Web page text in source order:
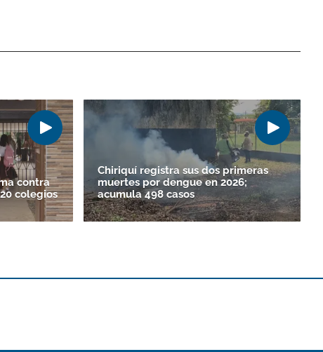
contra
colegios
Chiriquí registra sus dos primeras
muertes por dengue en 2026;
acumula 498 casos